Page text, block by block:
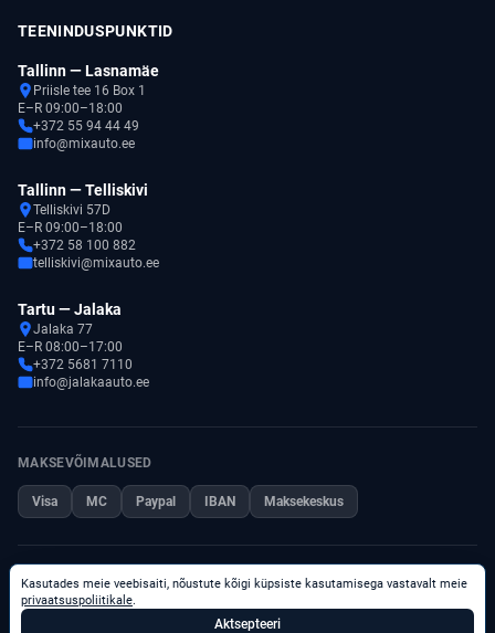
Kasutades meie veebisaiti, nõustute kõigi küpsiste kasutamisega vastavalt meie
privaatsuspoliitikale.
Aktsepteeri
TEENINDUSPUNKTID
Tallinn — Lasnamäe
Priisle tee 16 Box 1
E–R 09:00–18:00
+372 55 94 44 49
info@mixauto.ee
Tallinn — Telliskivi
Telliskivi 57D
E–R 09:00–18:00
+372 58 100 882
telliskivi@mixauto.ee
Tartu — Jalaka
Jalaka 77
E–R 08:00–17:00
+372 5681 7110
info@jalakaauto.ee
MAKSEVÕIMALUSED
Visa MC Paypal IBAN Maksekeskus
© 2026 Kõik õigused kaitstud.
Privaatsuspoliitika